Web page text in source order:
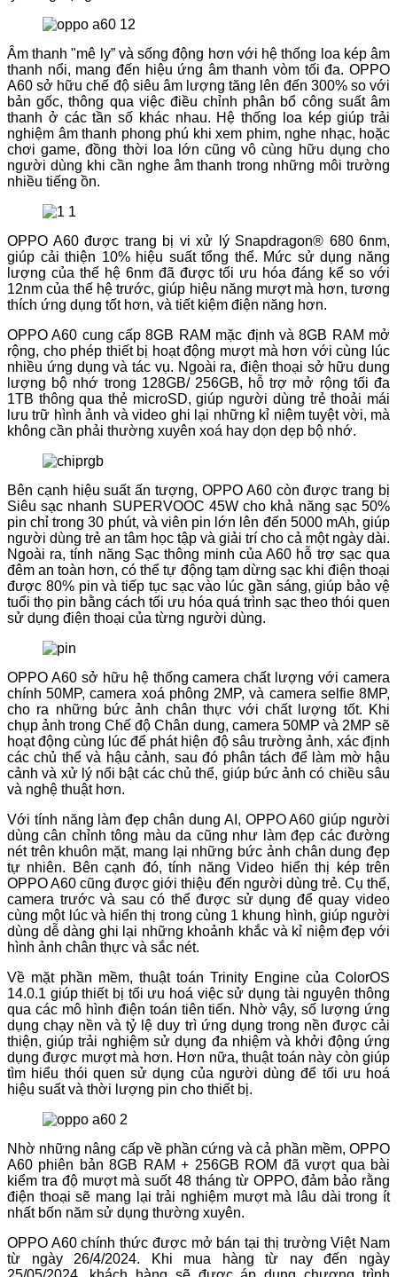
Âm thanh "mê ly” và sống động hơn với hệ thống loa kép âm
thanh nổi, mang đến hiệu ứng âm thanh vòm tối đa. OPPO
A60 sở hữu chế độ siêu âm lượng tăng lên đến 300% so với
bản gốc, thông qua việc điều chỉnh phân bổ công suất âm
thanh ở các tần số khác nhau. Hệ thống loa kép giúp trải
nghiệm âm thanh phong phú khi xem phim, nghe nhạc, hoặc
chơi game, đồng thời loa lớn cũng vô cùng hữu dụng cho
người dùng khi cần nghe âm thanh trong những môi trường
nhiều tiếng ồn.
OPPO A60 được trang bị vi xử lý Snapdragon® 680 6nm,
giúp cải thiện 10% hiệu suất tổng thể. Mức sử dụng năng
lượng của thế hệ 6nm đã được tối ưu hóa đáng kể so với
12nm của thế hệ trước, giúp hiệu năng mượt mà hơn, tương
thích ứng dụng tốt hơn, và tiết kiệm điện năng hơn.
OPPO A60 cung cấp 8GB RAM mặc định và 8GB RAM mở
rộng, cho phép thiết bị hoạt động mượt mà hơn với cùng lúc
nhiều ứng dụng và tác vụ. Ngoài ra, điện thoại sở hữu dung
lượng bộ nhớ trong 128GB/ 256GB, hỗ trợ mở rộng tối đa
1TB thông qua thẻ microSD, giúp người dùng trẻ thoải mái
lưu trữ hình ảnh và video ghi lại những kỉ niệm tuyệt vời, mà
không cần phải thường xuyên xoá hay dọn dẹp bộ nhớ.
Bên cạnh hiệu suất ấn tượng, OPPO A60 còn được trang bị
Siêu sạc nhanh SUPERVOOC 45W cho khả năng sạc 50%
pin chỉ trong 30 phút, và viên pin lớn lên đến 5000 mAh, giúp
người dùng trẻ an tâm học tập và giải trí cho cả một ngày dài.
Ngoài ra, tính năng Sạc thông minh của A60 hỗ trợ sạc qua
đêm an toàn hơn, có thể tự động tạm dừng sạc khi điện thoại
được 80% pin và tiếp tục sạc vào lúc gần sáng, giúp bảo vệ
tuổi thọ pin bằng cách tối ưu hóa quá trình sạc theo thói quen
sử dụng điện thoại của từng người dùng.
OPPO A60 sở hữu hệ thống camera chất lượng với camera
chính 50MP, camera xoá phông 2MP, và camera selfie 8MP,
cho ra những bức ảnh chân thực với chất lượng tốt. Khi
chụp ảnh trong Chế độ Chân dung, camera 50MP và 2MP sẽ
hoạt động cùng lúc để phát hiện độ sâu trường ảnh, xác định
các chủ thể và hậu cảnh, sau đó phân tách để làm mờ hậu
cảnh và xử lý nổi bật các chủ thể, giúp bức ảnh có chiều sâu
và nghệ thuật hơn.
Với tính năng làm đẹp chân dung AI, OPPO A60 giúp người
dùng cân chỉnh tông màu da cũng như làm đẹp các đường
nét trên khuôn mặt, mang lại những bức ảnh chân dung đẹp
tự nhiên. Bên cạnh đó, tính năng Video hiển thị kép trên
OPPO A60 cũng được giới thiệu đến người dùng trẻ. Cụ thể,
camera trước và sau có thể được sử dụng để quay video
cùng một lúc và hiển thị trong cùng 1 khung hình, giúp người
dùng dễ dàng ghi lại những khoảnh khắc và kỉ niệm đẹp với
hình ảnh chân thực và sắc nét.
Về mặt phần mềm, thuật toán Trinity Engine của ColorOS
14.0.1 giúp thiết bị tối ưu hoá việc sử dụng tài nguyên thông
qua các mô hình điện toán tiên tiến. Nhờ vậy, số lượng ứng
dụng chạy nền và tỷ lệ duy trì ứng dụng trong nền được cải
thiện, giúp trải nghiệm sử dụng đa nhiệm và khởi động ứng
dụng được mượt mà hơn. Hơn nữa, thuật toán này còn giúp
tìm hiểu thói quen sử dụng của người dùng để tối ưu hoá
hiệu suất và thời lượng pin cho thiết bị.
Nhờ những nâng cấp về phần cứng và cả phần mềm, OPPO
A60 phiên bản 8GB RAM + 256GB ROM đã vượt qua bài
kiểm tra độ mượt mà suốt 48 tháng từ OPPO, đảm bảo rằng
điện thoại sẽ mang lại trải nghiệm mượt mà lâu dài trong ít
nhất bốn năm sử dụng thường xuyên.
OPPO A60 chính thức được mở bán tại thị trường Việt Nam
từ ngày 26/4/2024. Khi mua hàng từ nay đến ngày